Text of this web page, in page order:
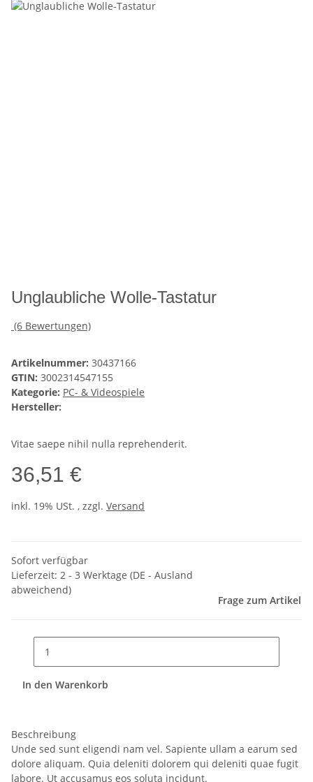
Unglaubliche Wolle-Tastatur
(6 Bewertungen)
Artikelnummer: 30437166
GTIN: 3002314547155
Kategorie: PC- & Videospiele
Hersteller:
Vitae saepe nihil nulla reprehenderit.
36,51 €
inkl. 19% USt. , zzgl. Versand
Sofort verfügbar
Lieferzeit: 2 - 3 Werktage (DE - Ausland
abweichend)
Frage zum Artikel
In den Warenkorb
Beschreibung
Unde sed sunt eligendi nam vel. Sapiente ullam a earum sed
dolore aliquam. Quia deleniti dolorem qui deleniti quae fugit
labore. Ut accusamus eos soluta incidunt.